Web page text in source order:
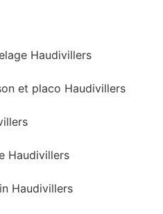
Haudivillers
et placo Haudivillers
Haudivillers
Haudivillers